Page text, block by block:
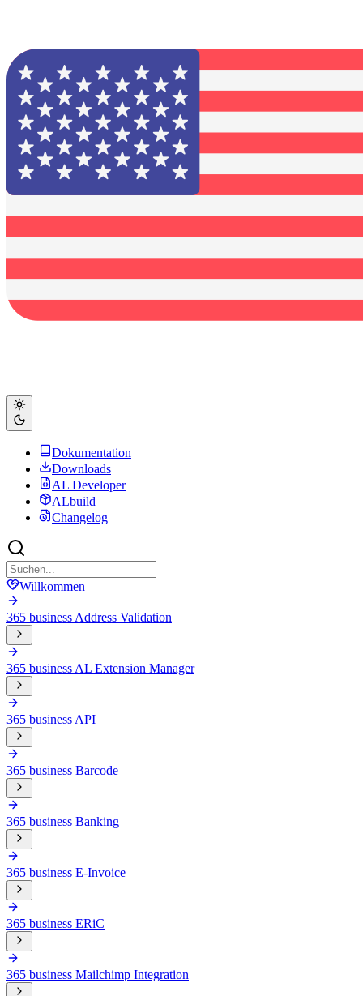
Dokumentation
Downloads
AL Developer
ALbuild
Changelog
Willkommen
365 business Address Validation
365 business AL Extension Manager
365 business API
365 business Barcode
365 business Banking
365 business E-Invoice
365 business ERiC
365 business Mailchimp Integration